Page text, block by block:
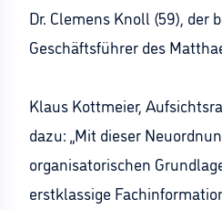
Dr. Clemens Knoll (59), der
Geschäftsführer des
Klaus Kottmeier,
dazu: „Mit dieser
organisatorischen
erstklassige